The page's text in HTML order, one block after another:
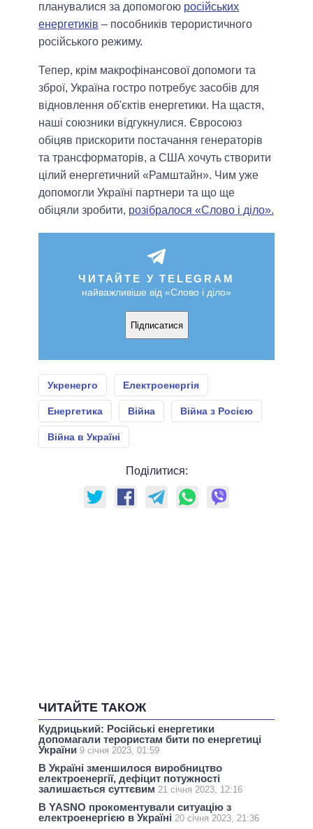
планувалися за допомогою російських
енергетиків – пособників терористичного
російського режиму.
Тепер, крім макрофінансової допомоги та
зброї, Україна гостро потребує засобів для
відновлення об'єктів енергетики. На щастя,
наші союзники відгукнулися. Євросоюз
обіцяв прискорити постачання генераторів
та трансформаторів, а США хочуть створити
цілий енергетичний «Рамштайн». Чим уже
допомогли Україні партнери та що ще
обіцяли зробити, розібралося «Слово і діло».
ЧИТАЙТЕ У TELEGRAM
найважливіше від «Слово і діло»
Підписатися
Укренерго Електроенергія
Енергетика Війна Війна з Росією
Війна в Україні
Поділитися:
ЧИТАЙТЕ ТАКОЖ
Кудрицький: Російські енергетики
допомагали терористам бити по енергетиці
України 9 січня 2023, 01:59
В Україні зменшилося виробництво
електроенергії, дефіцит потужності
залишається суттєвим 21 січня 2023, 12:16
В YASNO прокоментували ситуацію з
електроенергією в Україні 20 січня 2023, 21:36